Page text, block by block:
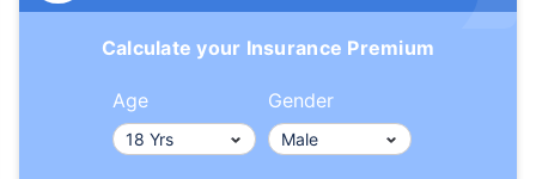
Calculate your Insurance Premium
Age Gender